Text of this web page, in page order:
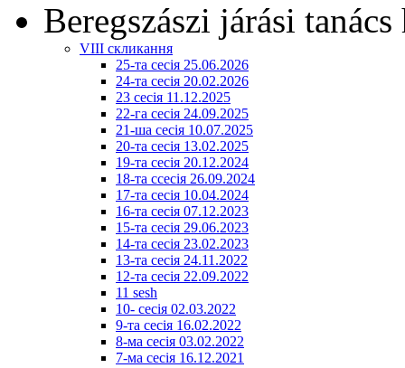
Beregszászi járási
VIII скликання
25-та сесія 25.06.2026
24-та сесія 20.02.2026
23 сесія 11.12.2025
22-га сесія 24.09.2025
21-ша сесія 10.07.2025
20-та сесія 13.02.2025
19-та сесія 20.12.2024
18-та ссесія 26.09.2024
17-та сесія 10.04.2024
16-та сесія 07.12.2023
15-та сесія 29.06.2023
14-та сесія 23.02.2023
13-та сесія 24.11.2022
12-та сесія 22.09.2022
11 sesh
10- сесія 02.03.2022
9-та сесія 16.02.2022
8-ма сесія 03.02.2022
7-ма сесія 16.12.2021